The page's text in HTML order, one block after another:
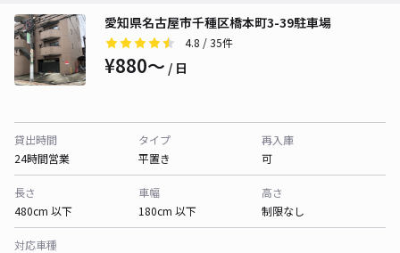
愛知県名古屋市千種区橋本町3-39駐車場
4.8 / 35件
¥880〜 / 日
貸出時間
24時間営業
タイプ
平置き
再入庫
可
長さ
480cm 以下
車幅
180cm 以下
高さ
制限なし
対応車種